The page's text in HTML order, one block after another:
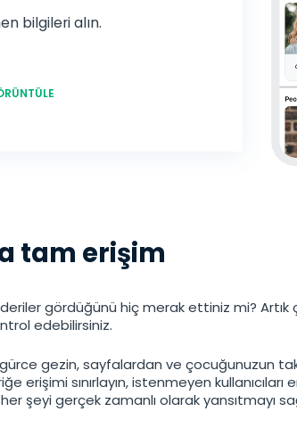
bilgileri alın.
tam erişim
gördüğünü hiç merak ettiniz mi? Artık
edebilirsiniz.
gezin, sayfalardan ve çocuğunuzun
erişimi sınırlayın, istenmeyen kullanıcıları
şeyi gerçek zamanlı olarak yansıtmayı